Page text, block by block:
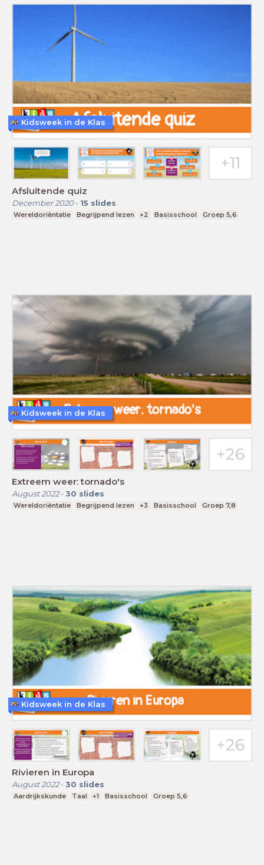
Afsluitende quiz
December 2020- 15 slides
Wereldoriëntatie Begrijpend lezen +2 Basisschool Groep 5,6
Kidsweek in de Klas
Extreem weer: tornado's
August 2022- 30 slides
Wereldoriëntatie Begrijpend lezen +3 Basisschool Groep 7,8
Kidsweek in de Klas
Rivieren in Europa
August 2022- 30 slides
Aardrijkskunde Taal +1 Basisschool Groep 5,6
Kidsweek in de Klas